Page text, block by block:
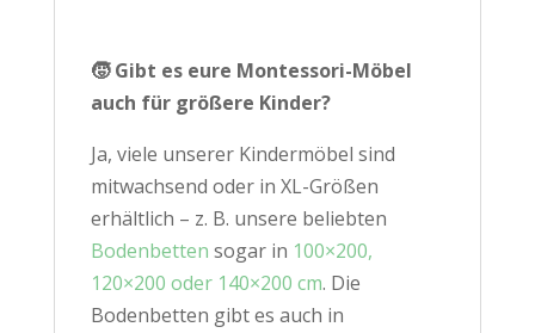
🧒 Gibt es eure Montessori-Möbel
auch für größere Kinder?
Ja, viele unserer Kindermöbel sind
mitwachsend oder in XL-Größen
erhältlich – z. B. unsere beliebten
Bodenbetten sogar in 100×200,
120×200 oder 140×200 cm. Die
Bodenbetten gibt es auch in